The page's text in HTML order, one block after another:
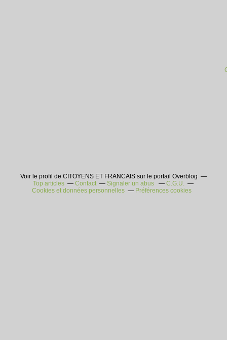
Voir le profil de CITOYENS ET FRANCAIS sur le portail Overblog
Top articles
Contact Signaler un abus
C.G.U.
Cookies et données personnelles
Préférences cookies